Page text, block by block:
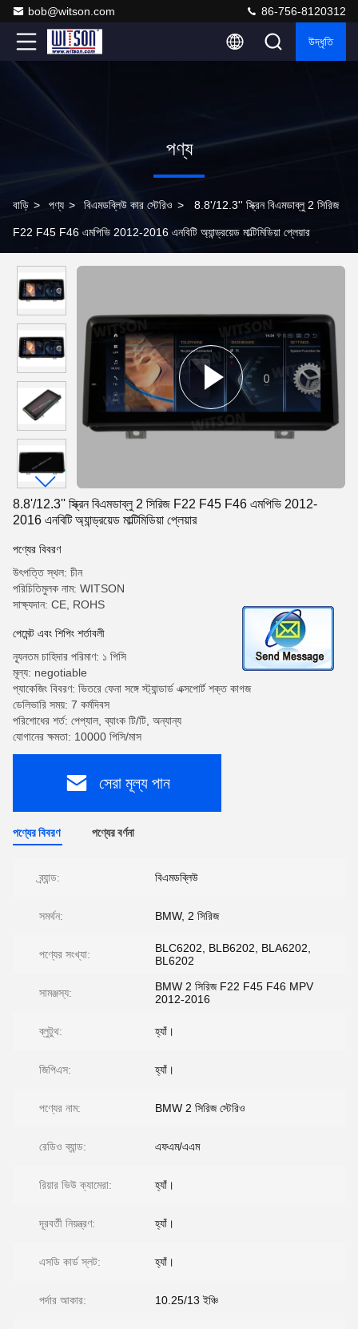
bob@witson.com 86-756-8120312
উদ্ধৃতি
পণ্য
বাড়ি > পণ্য > বিএমডব্লিউ কার স্টেরিও > 8.8'/12.3'' স্ক্রিন বিএমডাব্লু 2 সিরিজ
F22 F45 F46 এমপিভি 2012-2016 এনবিটি অ্যান্ড্রয়েড মাল্টিমিডিয়া প্লেয়ার
8.8'/12.3'' স্ক্রিন বিএমডাব্লু 2 সিরিজ F22 F45 F46 এমপিভি 2012-
2016 এনবিটি অ্যান্ড্রয়েড মাল্টিমিডিয়া প্লেয়ার
পণ্যের বিবরণ
উৎপত্তি স্থল: চীন
পরিচিতিমুলক নাম: WITSON
সাক্ষ্যদান: CE, ROHS
পেমেন্ট এবং শিপিং শর্তাবলী
ন্যূনতম চাহিদার পরিমাণ: ১ পিসি
মূল্য: negotiable
প্যাকেজিং বিবরণ: ভিতরে ফেনা সঙ্গে স্ট্যান্ডার্ড এক্সপোর্ট শক্ত কাগজ
ডেলিভারি সময়: 7 কর্মদিবস
পরিশোধের শর্ত: পেপ্যাল, ব্যাংক টি/টি, অন্যান্য
যোগানের ক্ষমতা: 10000 পিসি/মাস
সেরা মূল্য পান
পণ্যের বিবরণ পণ্যের বর্ণনা
ব্র্যান্ড: বিএমডব্লিউ
সমর্থন: BMW, 2 সিরিজ
পণ্যের সংখ্যা:
BLC6202, BLB6202, BLA6202,
BL6202
সামঞ্জস্য:
BMW 2 সিরিজ F22 F45 F46 MPV
2012-2016
ব্লুটুথ: হ্যাঁ।
জিপিএস: হ্যাঁ।
পণ্যের নাম: BMW 2 সিরিজ স্টেরিও
রেডিও ব্যান্ড: এফএম/এএম
রিয়ার ভিউ ক্যামেরা: হ্যাঁ।
দূরবর্তী নিয়ন্ত্রণ: হ্যাঁ।
এসডি কার্ড স্লট: হ্যাঁ।
পর্দার আকার: 10.25/13 ইঞ্চি